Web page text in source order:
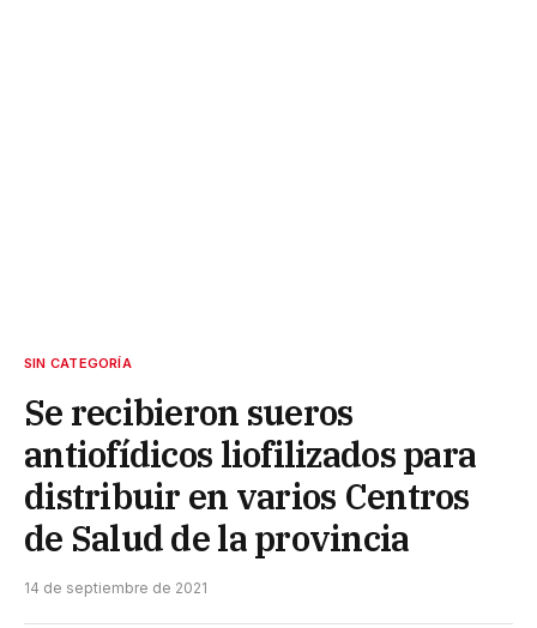
SIN CATEGORÍA
Se recibieron sueros
antiofídicos liofilizados para
distribuir en varios Centros
de Salud de la provincia
14 de septiembre de 2021